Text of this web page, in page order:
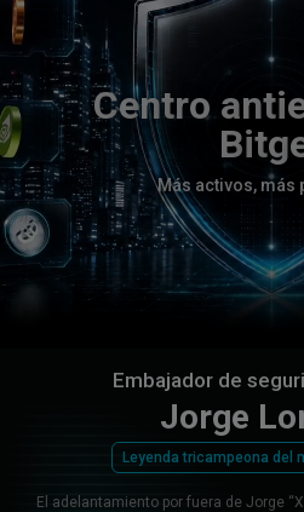
Centro anti
Bitg
Más activos, más
Embajador de
Jorge
Leyenda tricampeona del
El adelantamiento por fuera de Jorge